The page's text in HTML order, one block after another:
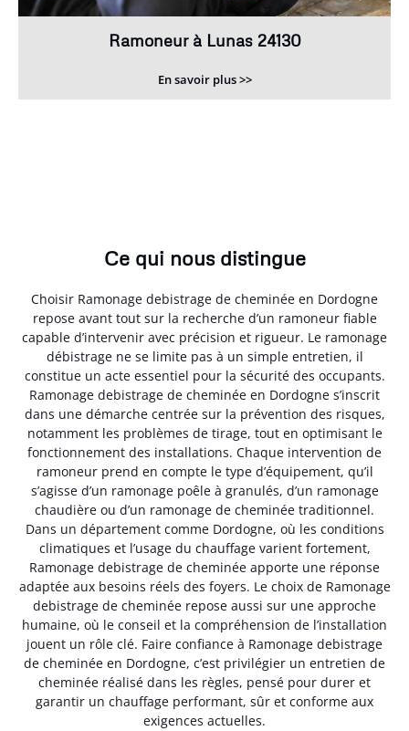
Ramoneur à Lunas 24130
En savoir plus >>
Ce qui nous distingue
Choisir Ramonage debistrage de cheminée en Dordogne
repose avant tout sur la recherche d’un ramoneur fiable
capable d’intervenir avec précision et rigueur. Le ramonage
débistrage ne se limite pas à un simple entretien, il
constitue un acte essentiel pour la sécurité des occupants.
Ramonage debistrage de cheminée en Dordogne s’inscrit
dans une démarche centrée sur la prévention des risques,
notamment les problèmes de tirage, tout en optimisant le
fonctionnement des installations. Chaque intervention de
ramoneur prend en compte le type d’équipement, qu’il
s’agisse d’un ramonage poêle à granulés, d’un ramonage
chaudière ou d’un ramonage de cheminée traditionnel.
Dans un département comme Dordogne, où les conditions
climatiques et l’usage du chauffage varient fortement,
Ramonage debistrage de cheminée apporte une réponse
adaptée aux besoins réels des foyers. Le choix de Ramonage
debistrage de cheminée repose aussi sur une approche
humaine, où le conseil et la compréhension de l’installation
jouent un rôle clé. Faire confiance à Ramonage debistrage
de cheminée en Dordogne, c’est privilégier un entretien de
cheminée réalisé dans les règles, pensé pour durer et
garantir un chauffage performant, sûr et conforme aux
exigences actuelles.